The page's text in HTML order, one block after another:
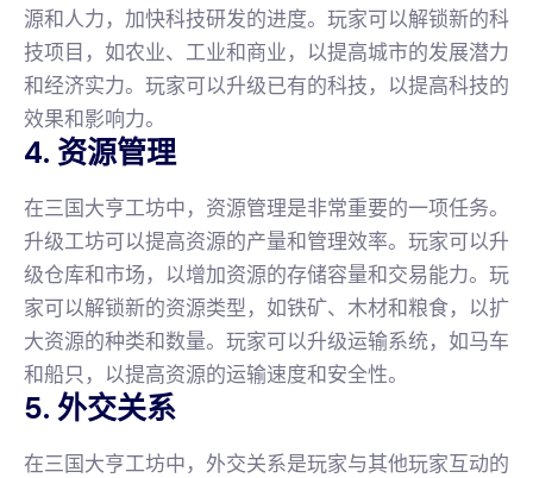
源和人力，加快科技研发的进度。玩家可以解锁新的科
技项目，如农业、工业和商业，以提高城市的发展潜力
和经济实力。玩家可以升级已有的科技，以提高科技的
效果和影响力。
4. 资源管理
在三国大亨工坊中，资源管理是非常重要的一项任务。
升级工坊可以提高资源的产量和管理效率。玩家可以升
级仓库和市场，以增加资源的存储容量和交易能力。玩
家可以解锁新的资源类型，如铁矿、木材和粮食，以扩
大资源的种类和数量。玩家可以升级运输系统，如马车
和船只，以提高资源的运输速度和安全性。
5. 外交关系
在三国大亨工坊中，外交关系是玩家与其他玩家互动的